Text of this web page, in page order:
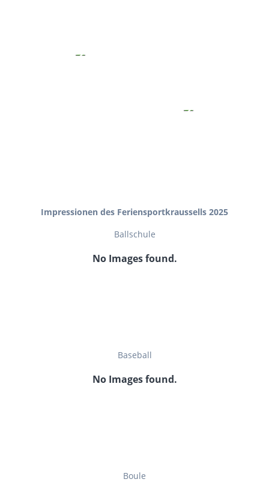
Impressionen des Feriensportkraussells 2025
Ballschule
No Images found.
Baseball
No Images found.
Boule